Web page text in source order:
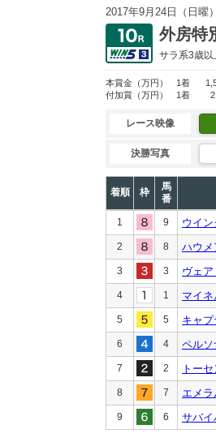
2017年9月24日（日曜
外房特
サラ系3歳以
本賞金 （万円） 1着
付加賞 （万円） 1着
レース映像
決勝写真
着順 枠
馬
番
1 9 ウイ
2 8 ハウメ
3 3 ヴェ
4 1 マイ
5 5 キャ
6 4 ペルソ
7 2 トー
8 7 エメ
9 6 サバイ